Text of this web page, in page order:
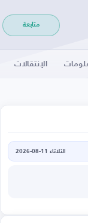
متابعة
الإنتقالات
الثلاثاء 11-08-2026